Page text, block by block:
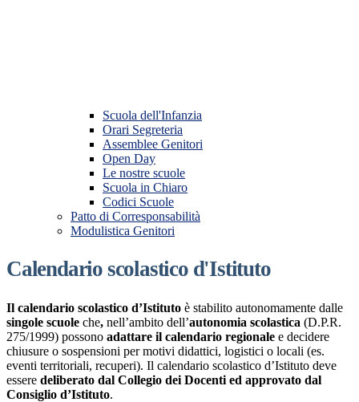
Scuola dell'Infanzia
Orari Segreteria
Assemblee Genitori
Open Day
Le nostre scuole
Scuola in Chiaro
Codici Scuole
Patto di Corresponsabilità
Modulistica Genitori
Calendario scolastico d'Istituto
Il calendario scolastico d’Istituto è stabilito autonomamente dalle
singole scuole che, nell’ambito dell’autonomia scolastica (D.P.R.
275/1999) possono adattare il calendario regionale e decidere
chiusure o sospensioni per motivi didattici, logistici o locali (es.
eventi territoriali, recuperi). Il calendario scolastico d’Istituto deve
essere deliberato dal Collegio dei Docenti ed approvato dal
Consiglio d’Istituto.